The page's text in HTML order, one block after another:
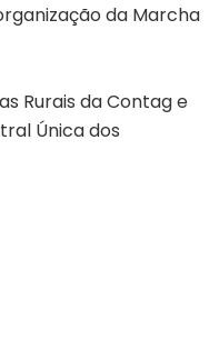
da Marcha
Rurais da Contag e
Única dos